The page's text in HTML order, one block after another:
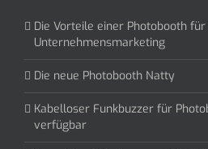
Die Vorteile einer Photobooth
Unternehmensmarketing
Die neue Photobooth Natty
Kabelloser Funkbuzzer für
verfügbar